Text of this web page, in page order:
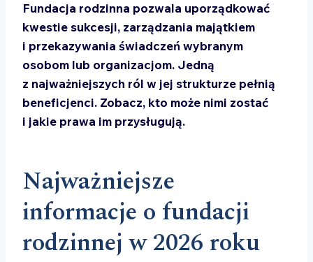
Fundacja rodzinna pozwala uporządkować
kwestie sukcesji, zarządzania majątkiem
i przekazywania świadczeń wybranym
osobom lub organizacjom. Jedną
z najważniejszych ról w jej strukturze pełnią
beneficjenci. Zobacz, kto może nimi zostać
i jakie prawa im przysługują.
Najważniejsze
informacje o fundacji
rodzinnej w 2026 roku